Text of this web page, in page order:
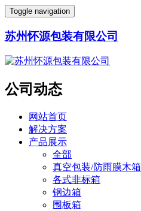
Toggle navigation
苏州怀源包装有限公司
公司动态
网站首页
解决方案
产品展示
全部
真空包装/防雨膜木箱
各式非标箱
钢边箱
围板箱